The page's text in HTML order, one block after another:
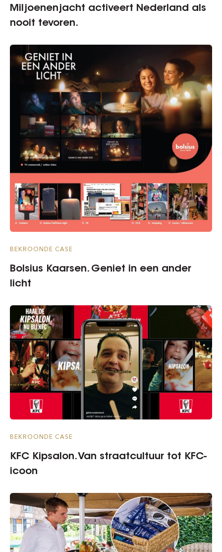
Miljoenenjacht activeert Nederland als
nooit tevoren.
BEKROONDE CASE
Bolsius Kaarsen. Geniet in een ander
licht
BEKROONDE CASE
KFC Kipsalon. Van straatcultuur tot KFC-
icoon